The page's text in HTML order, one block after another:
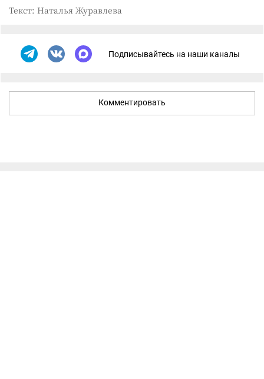
Текст: Наталья Журавлева
Подписывайтесь на наши каналы
Комментировать